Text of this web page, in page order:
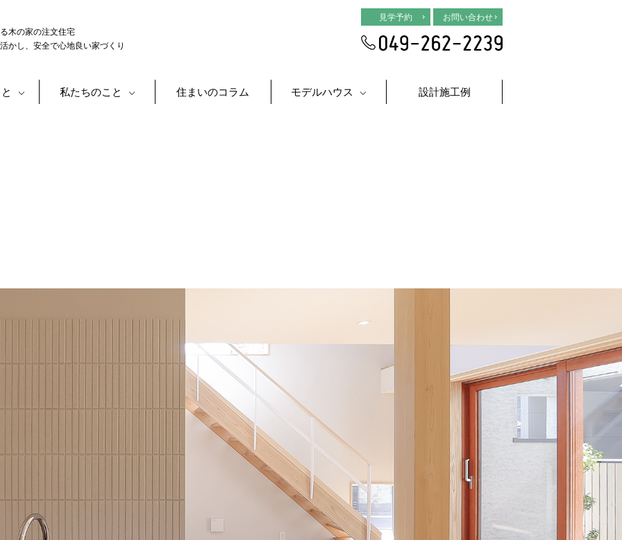
木の家の注文住宅
かし、安全で心地良い家づくり
見学予約 お問い合わせ
私たちのこと 住まいのコラム モデルハウス 設計施工例